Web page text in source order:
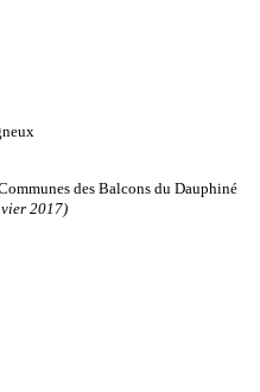
des Balcons du Dauphiné
2017)